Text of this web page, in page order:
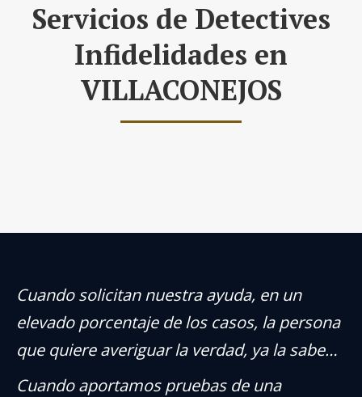
Servicios de Detectives
Infidelidades en
VILLACONEJOS
Cuando solicitan nuestra ayuda, en un
elevado porcentaje de los casos, la persona
que quiere averiguar la verdad, ya la sabe…
Cuando aportamos pruebas de una